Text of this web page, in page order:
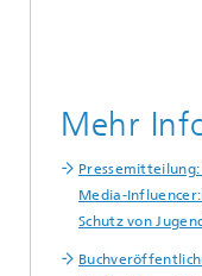
Mehr
Media-
Schutz von